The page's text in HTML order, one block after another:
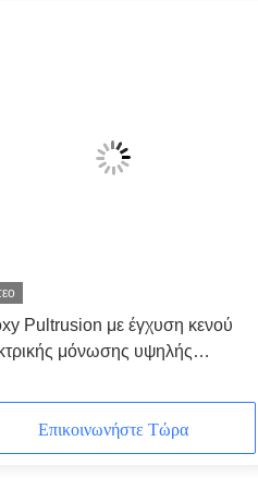
Pultrusion με έγχυση κενού
μόνωσης υψηλής
Επικοινωνήστε Τώρα